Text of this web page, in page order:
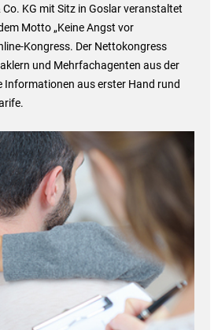
KG mit Sitz in Goslar veranstaltet
Motto „Keine Angst vor
Kongress. Der Nettokongress
und Mehrfachagenten aus der
Informationen aus erster Hand rund